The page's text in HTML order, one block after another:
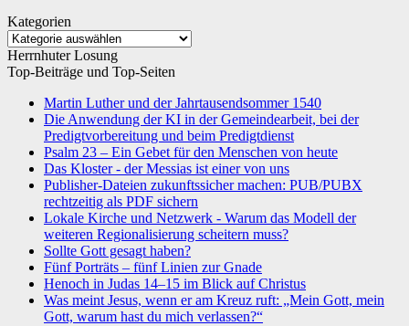
Kategorien
Kategorien
Herrnhuter Losung
Top-Beiträge und Top-Seiten
Martin Luther und der Jahrtausendsommer 1540
Die Anwendung der KI in der Gemeindearbeit, bei der
Predigtvorbereitung und beim Predigtdienst
Psalm 23 – Ein Gebet für den Menschen von heute
Das Kloster - der Messias ist einer von uns
Publisher-Dateien zukunftssicher machen: PUB/PUBX
rechtzeitig als PDF sichern
Lokale Kirche und Netzwerk - Warum das Modell der
weiteren Regionalisierung scheitern muss?
Sollte Gott gesagt haben?
Fünf Porträts – fünf Linien zur Gnade
Henoch in Judas 14–15 im Blick auf Christus
Was meint Jesus, wenn er am Kreuz ruft: „Mein Gott, mein
Gott, warum hast du mich verlassen?“